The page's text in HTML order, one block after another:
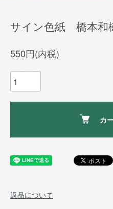
サイン色紙 橋本和
550円(内税)
カ
返品について